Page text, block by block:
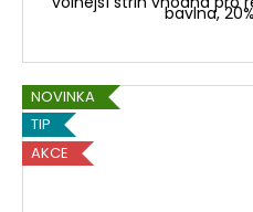
bavlna,
NOVINKA
TIP
AKCE